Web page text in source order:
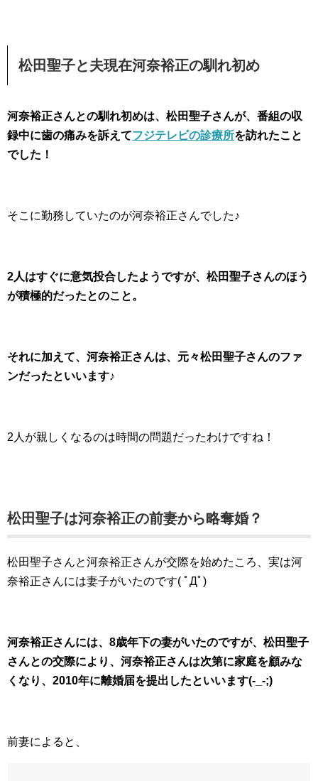
松田聖子と夫現在河奈裕正の馴れ初め
河奈裕正さんとの馴れ初めは、松田聖子さんが、番組の収
録中に歯の痛みを訴えてフジテレビの診療所を訪れたこと
でした！
そこに勤務していたのが河奈裕正さんでした♪
2人はすぐに意気投合したようですが、松田聖子さんのほう
が積極的だったとのこと。
それに加えて、河奈裕正さんは、元々松田聖子さんのファ
ンだったといいます♪
2人が親しくなるのは時間の問題だったわけですね！
松田聖子は河奈裕正の前妻から略奪婚？
松田聖子さんと河奈裕正さんが交際を始めたころ、実は河
奈裕正さんには妻子がいたのです( ﾟДﾟ)
河奈裕正さんには、8歳年下の妻がいたのですが、松田聖子
さんとの交際により、河奈裕正さんは次第に家庭を顧みな
くなり、2010年に離婚届を提出したといいます(-_-;)
前妻によると、